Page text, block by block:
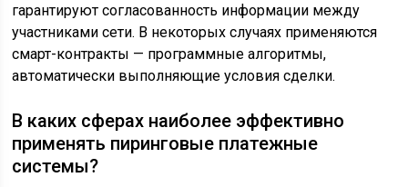
гарантируют согласованность информации между
участниками сети. В некоторых случаях применяются
смарт-контракты — программные алгоритмы,
автоматически выполняющие условия сделки.
В каких сферах наиболее эффективно
применять пиринговые платежные
системы?